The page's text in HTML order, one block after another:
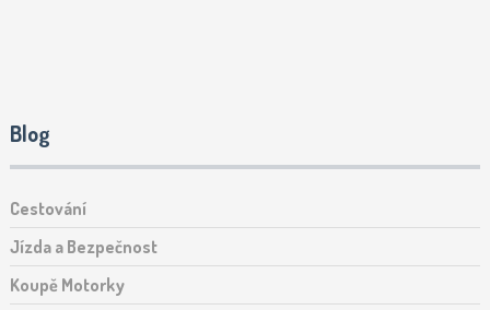
Blog
Cestování
Jízda a Bezpečnost
Koupě Motorky